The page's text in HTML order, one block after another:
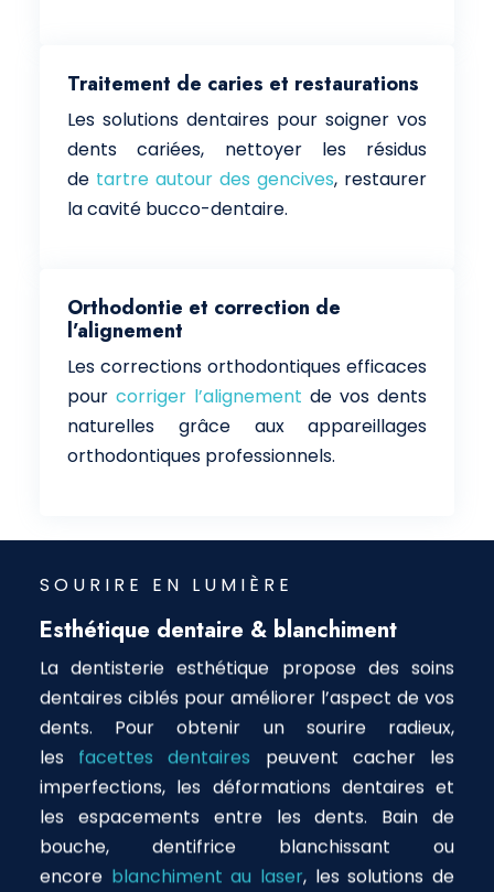
Traitement de caries et restaurations
Les solutions dentaires pour soigner vos
dents cariées, nettoyer les résidus
de tartre autour des gencives, restaurer
la cavité bucco-dentaire.
Orthodontie et correction de
l’alignement
Les corrections orthodontiques efficaces
pour corriger l’alignement de vos dents
naturelles grâce aux appareillages
orthodontiques professionnels.
SOURIRE EN LUMIÈRE
Esthétique dentaire & blanchiment
La dentisterie esthétique propose des soins
dentaires ciblés pour améliorer l’aspect de vos
dents. Pour obtenir un sourire radieux,
les facettes dentaires peuvent cacher les
imperfections, les déformations dentaires et
les espacements entre les dents. Bain de
bouche, dentifrice blanchissant ou
encore blanchiment au laser, les solutions de